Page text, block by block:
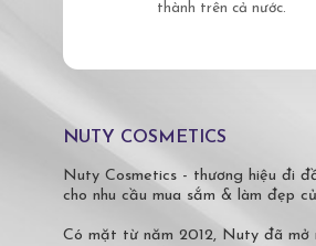
thành trên cả nước.
NUTY COSMETICS
Nuty Cosmetics - thương hiệu đi
cho nhu cầu mua sắm & làm đẹp
Có mặt từ năm 2012, Nuty đã mở